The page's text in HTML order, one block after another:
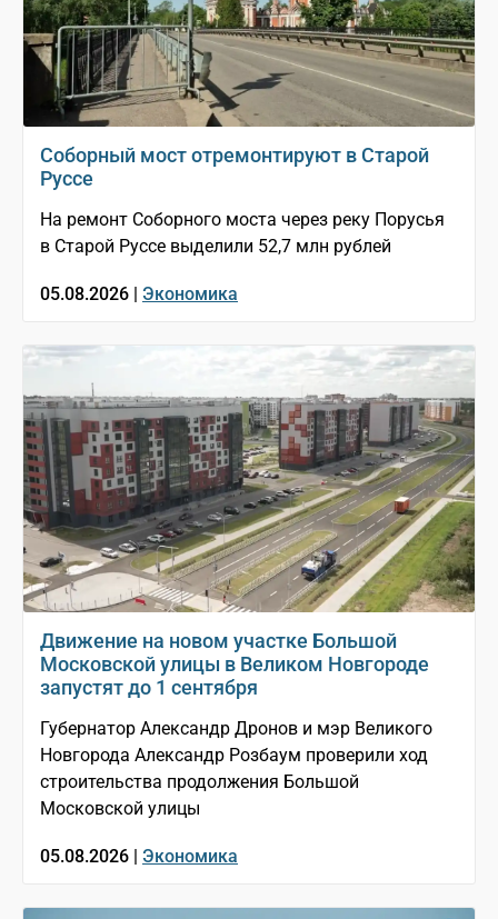
Соборный мост отремонтируют в Старой
Руссе
На ремонт Соборного моста через реку Порусья
в Старой Руссе выделили 52,7 млн рублей
05.08.2026 | Экономика
Движение на новом участке Большой
Московской улицы в Великом Новгороде
запустят до 1 сентября
Губернатор Александр Дронов и мэр Великого
Новгорода Александр Розбаум проверили ход
строительства продолжения Большой
Московской улицы
05.08.2026 | Экономика